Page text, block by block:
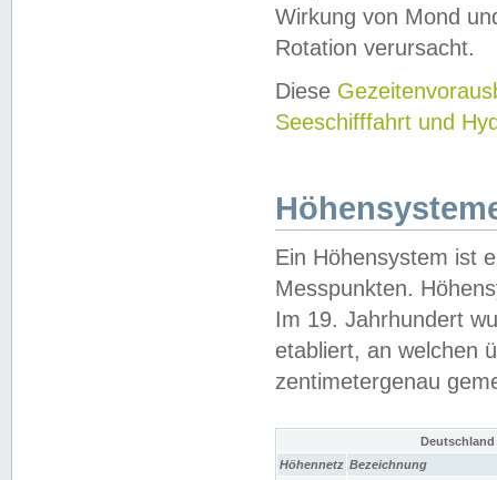
Wirkung von Mond
Rotation verursacht.
Diese
Seeschifffahrt und
Ein Höhensystem ist
Messpunkten.
Im 19. Jahrhundert
etabliert, an welchen
zentimetergenau
Höhennetz Bezeichnung